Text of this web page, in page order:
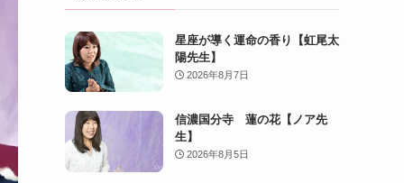
星座が導く運命の香り【虹尾太
陽先生】
2026年8月7日
信濃国分寺 蓮の花【ノア先
生】
2026年8月5日